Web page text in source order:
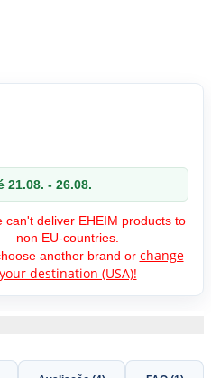
- 26.08.
can't deliver EHEIM products to
non EU-countries.
another brand or change
your destination (USA)!